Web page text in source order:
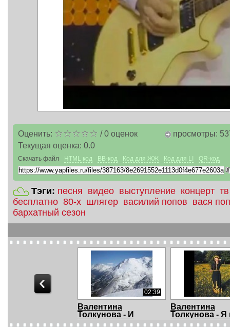
Оценить: /0оценок
Текущая оценка: 0.0
просмотры:
Скачать файл HTML код BB-код Код для ЖЖ Код для LI QR-код
Тэги: песня видео выступление концерт тв
бесплатно 80-х шлягер василий попов вася
бархатный сезон
03:40 02:39
Валентина
Толкунова - И
посыпалось....
Валентина
Толкунова - Я
навстре...